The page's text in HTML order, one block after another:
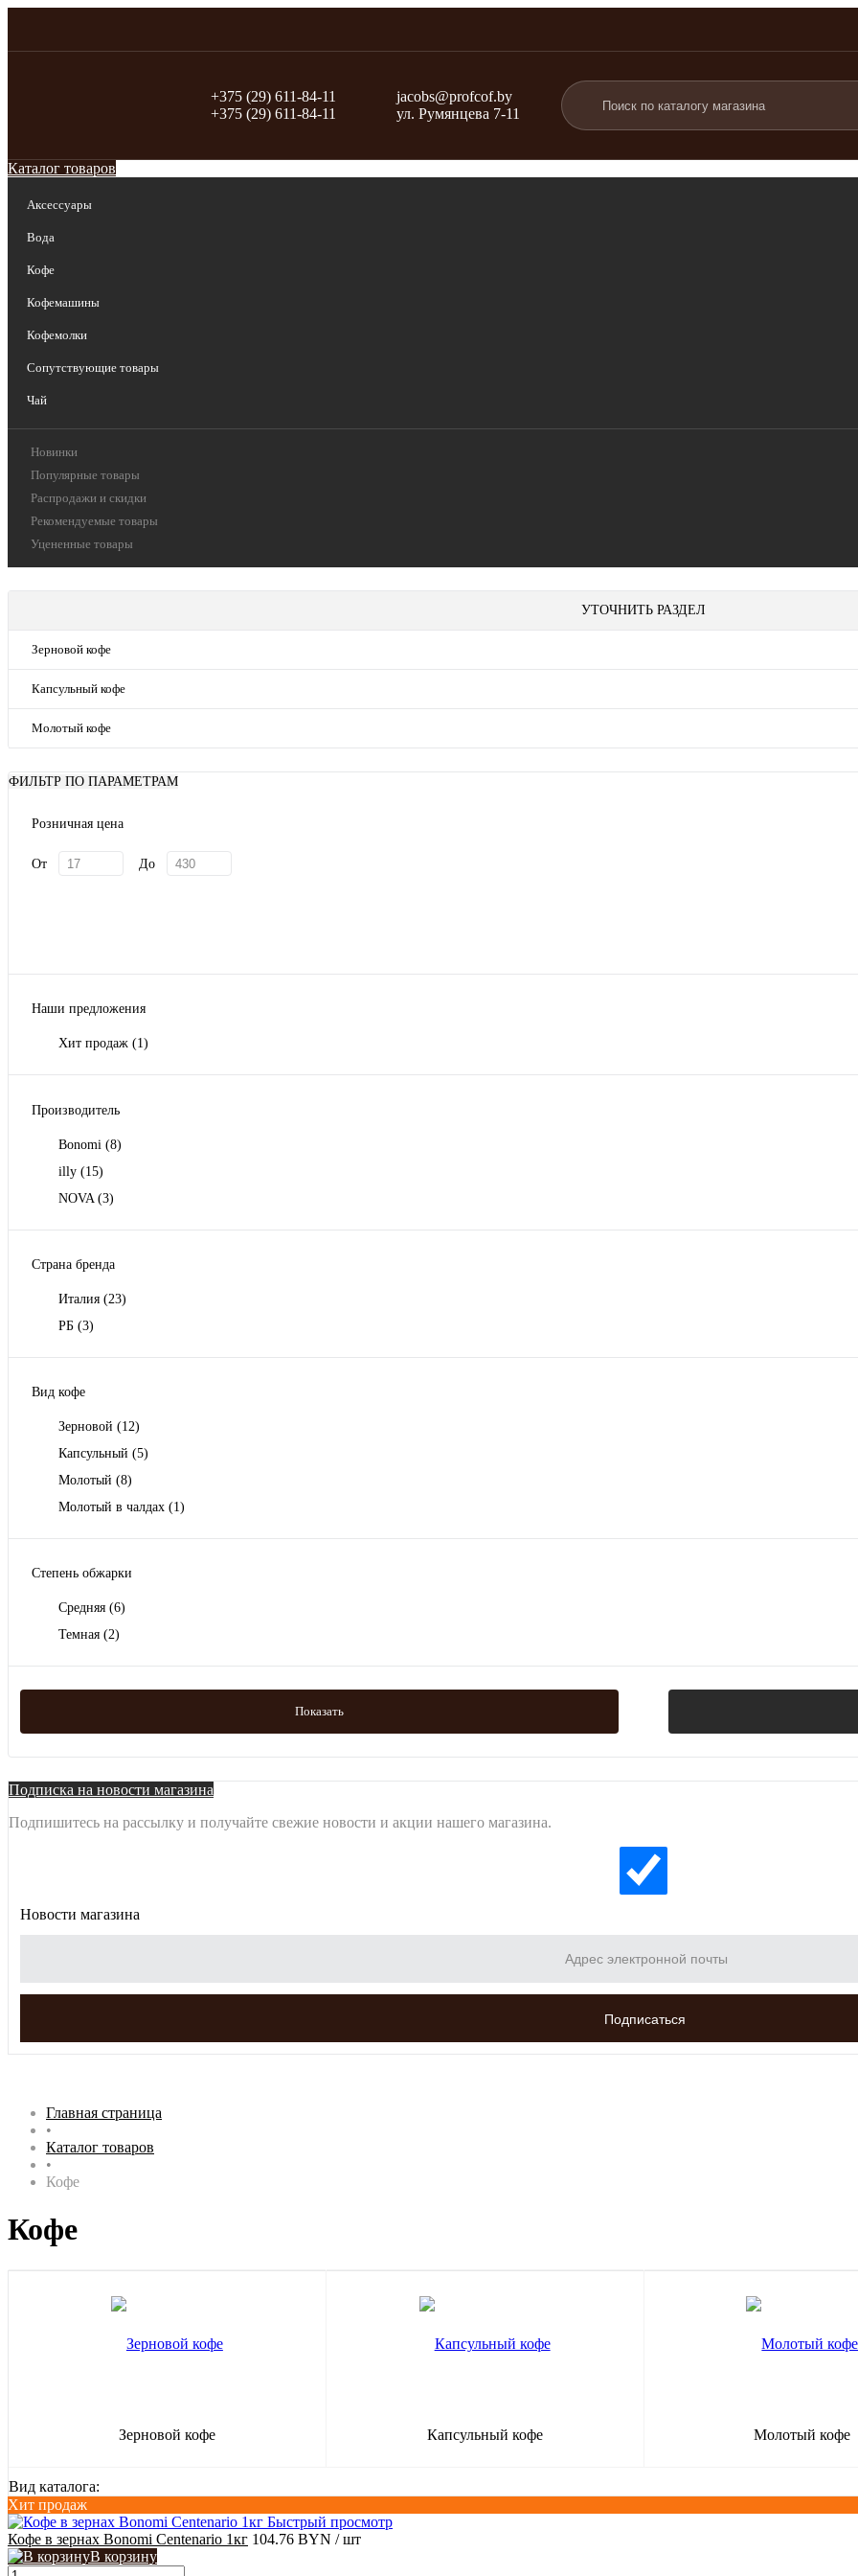
+375 (29) 611-84-11
+375 (29) 611-84-11
jacobs@profcof.by
ул. Румянцева 7-11
Каталог товаров
Аксессуары
Вода
Кофе
Кофемашины
Кофемолки
Сопутствующие товары
Чай
Новинки
Популярные товары
Распродажи и скидки
Рекомендуемые товары
Уцененные товары
УТОЧНИТЬ РАЗДЕЛ
Зерновой кофе
Капсульный кофе
Молотый кофе
ФИЛЬТР ПО ПАРАМЕТРАМ
Розничная цена
От До
Наши предложения
Хит продаж (1)
Производитель
Bonomi (8)
illy (15)
NOVA (3)
Страна бренда
Италия (23)
РБ (3)
Вид кофе
Зерновой (12)
Капсульный (5)
Молотый (8)
Молотый в чалдах (1)
Степень обжарки
Средняя (6)
Темная (2)
Показать
Подписка на новости магазина
Подпишитесь на рассылку и получайте свежие новости и акции нашего магазина.
Новости магазина
Главная страница
•
Каталог товаров
•
Кофе
Кофе
Зерновой кофе Капсульный кофе Молотый кофе
Вид каталога:
Хит продаж
Быстрый просмотр
Кофе в зернах Bonomi Centenario 1кг 104.76 BYN / шт
В корзину